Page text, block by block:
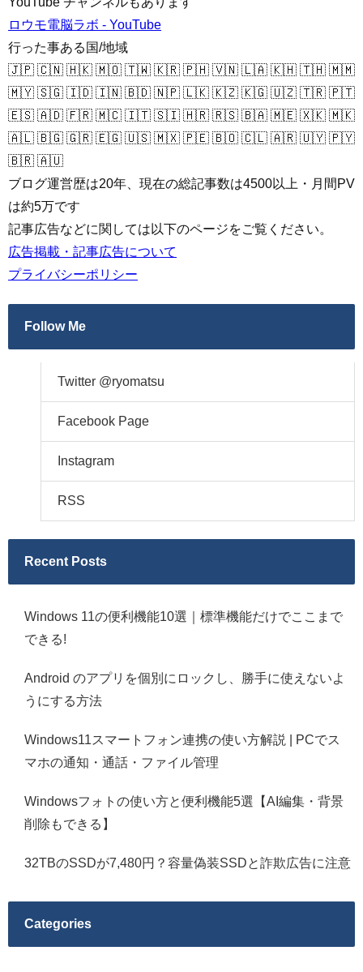
ロウモ電脳ラボ - YouTube
行った事ある国/地域
🇯🇵 🇨🇳 🇭🇰 🇲🇴 🇹🇼 🇰🇷 🇵🇭 🇻🇳 🇱🇦 🇰🇭 🇹🇭 🇲🇲
🇲🇾 🇸🇬 🇮🇩 🇮🇳 🇧🇩 🇳🇵 🇱🇰 🇰🇿 🇰🇬 🇺🇿 🇹🇷 🇵🇹
🇪🇸 🇦🇩 🇫🇷 🇲🇨 🇮🇹 🇸🇮 🇭🇷 🇷🇸 🇧🇦 🇲🇪 🇽🇰 🇲🇰
🇦🇱 🇧🇬 🇬🇷 🇪🇬 🇺🇸 🇲🇽 🇵🇪 🇧🇴 🇨🇱 🇦🇷 🇺🇾 🇵🇾
🇧🇷 🇦🇺
ブログ運営歴は20年、現在の総記事数は4500以上・月間PV
は約5万です
記事広告などに関しては以下のページをご覧ください。
広告掲載・記事広告について
プライバシーポリシー
Follow Me
Twitter @ryomatsu
Facebook Page
Instagram
RSS
Recent Posts
Windows 11の便利機能10選｜標準機能だけでここまで
できる!
Android のアプリを個別にロックし、勝手に使えないよ
うにする方法
Windows11スマートフォン連携の使い方解説 | PCでス
マホの通知・通話・ファイル管理
Windowsフォトの使い方と便利機能5選【AI編集・背景
削除もできる】
32TBのSSDが7,480円？容量偽装SSDと詐欺広告に注意
Categories